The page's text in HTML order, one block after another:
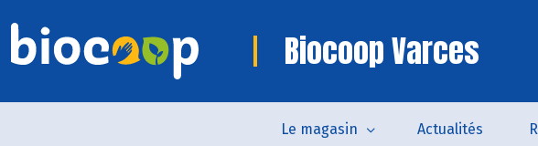
Biocoop Varces
Le magasin Actualités